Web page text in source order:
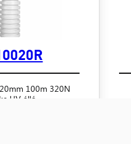
100m 320N
UV álló